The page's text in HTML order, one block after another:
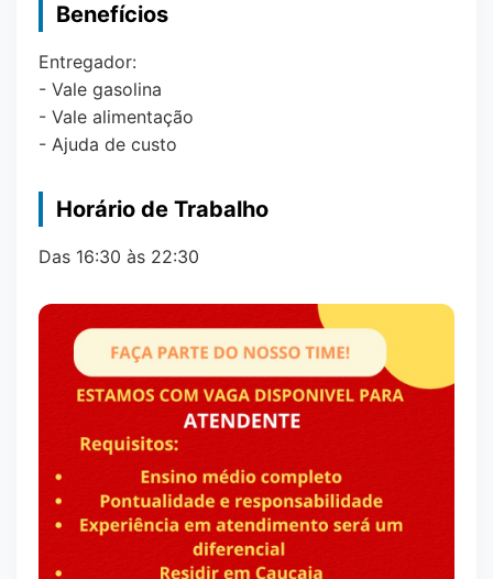
Benefícios
Entregador:
- Vale gasolina
- Vale alimentação
- Ajuda de custo
Horário de Trabalho
Das 16:30 às 22:30